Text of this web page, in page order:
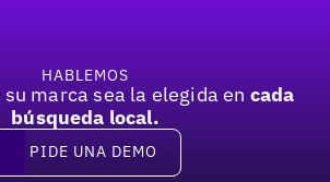
HABLEMOS
marca sea la elegida en cada
búsqueda local.
una demo
PIDE UNA DEMO